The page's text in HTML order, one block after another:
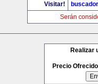
Visitar!
Serán
Realizar
Precio